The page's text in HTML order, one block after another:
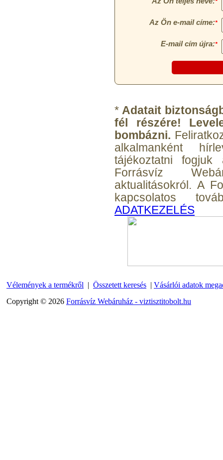
*Adatait
fél részére!
bombázni.
alkalmanként
tájékoztatni
Forrásvíz
aktualitásokról. A
kapcsolatos
ADATKEZELÉS
Vélemények a termékről | Összetett keresés | Vásárlói adatok
Copyright © 2026 Forrásvíz Webáruház - viztisztitobolt.hu